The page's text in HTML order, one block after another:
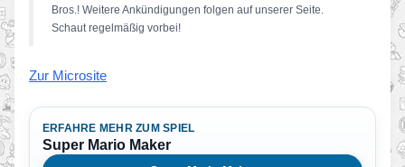
Bros.! Weitere Ankündigungen folgen auf unserer Seite.
Schaut regelmäßig vorbei!
Zur Microsite
ERFAHRE MEHR ZUM SPIEL
Super Mario Maker